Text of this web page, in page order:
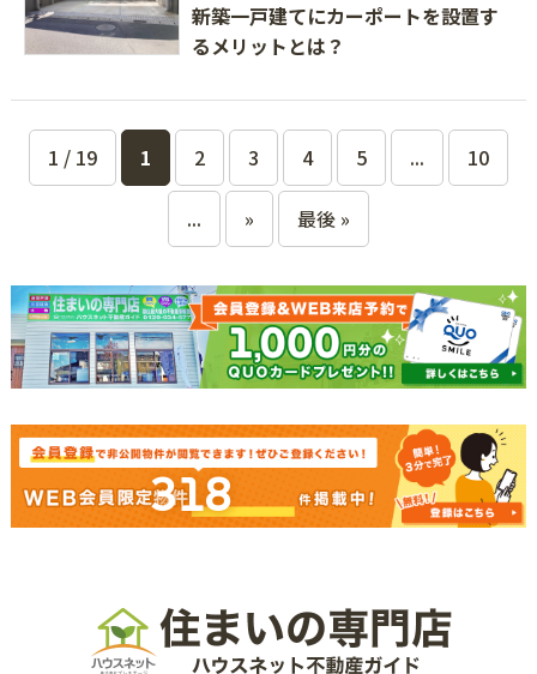
新築一戸建てにカーポートを設置す
るメリットとは？
1 / 19 1 2 3 4 5 ... 10
... » 最後 »
318